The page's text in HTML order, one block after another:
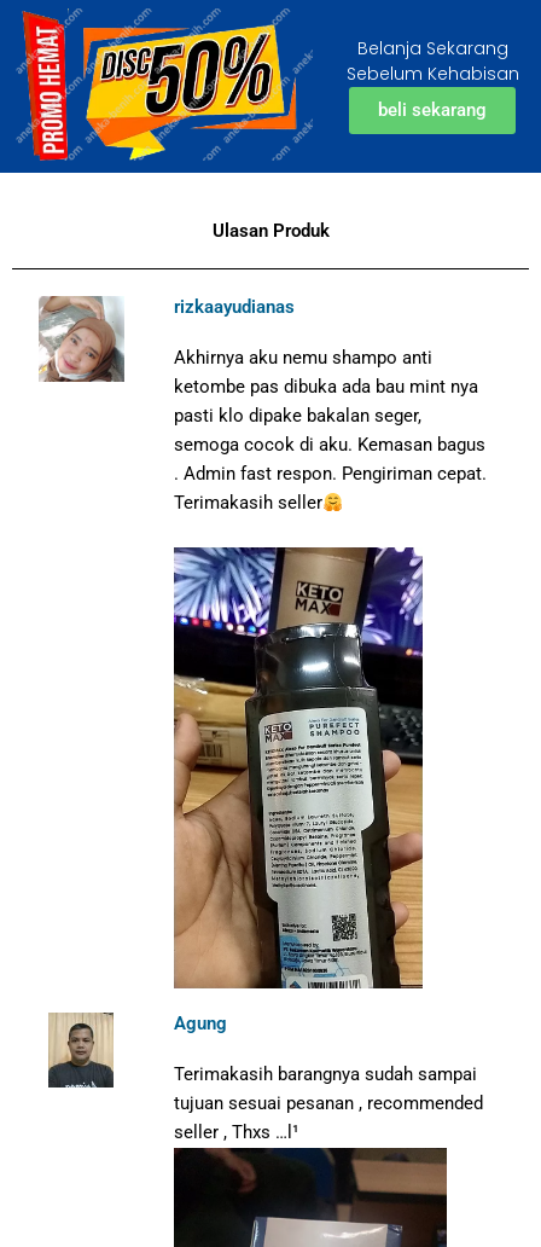
Belanja Sekarang
Sebelum Kehabisan
beli sekarang
Ulasan Produk
rizkaayudianas
Akhirnya aku nemu shampo anti
ketombe pas dibuka ada bau mint nya
pasti klo dipake bakalan seger,
semoga cocok di aku. Kemasan bagus
. Admin fast respon. Pengiriman cepat.
Terimakasih seller
Agung
Terimakasih barangnya sudah sampai
tujuan sesuai pesanan , recommended
seller , Thxs …l¹